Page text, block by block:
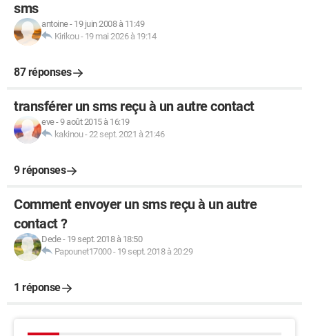
sms
antoine- 19 juin 2008 à 11:49
Kirikou- 19 mai 2026 à 19:14
87 réponses
transférer un sms reçu à un autre contact
eve-9 août 2015 à 16:19
kakinou-22 sept. 2021 à 21:46
9 réponses
Comment envoyer un sms reçu à un autre
contact ?
Dede- 19 sept. 2018 à 18:50
Papounet17000- 19 sept. 2018 à 20:29
1 réponse